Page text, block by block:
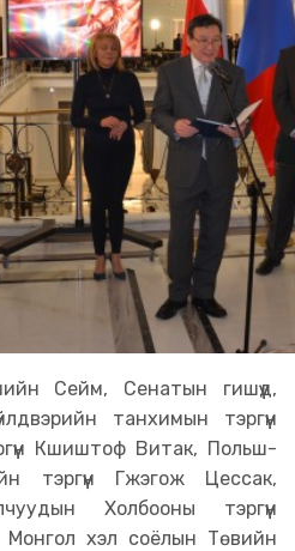
Сейм, Сенатын гишүүд,
танхимын тэргүүн
Кшиштоф Витак, Польш-
тэргүүн Гжэгож Цессак,
Холбооны тэргүүн
хэл соёлын Төвийн